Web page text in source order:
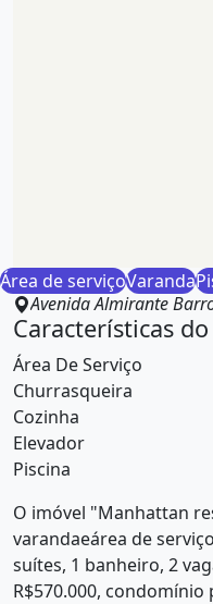
Área de serviçoVaranda
Avenida Almirante
Características
Área De Serviço
Churrasqueira
Cozinha
Elevador
Piscina
O imóvel "Manhattan
varandaeárea de
suítes, 1 banheiro, 2
R$570.000, condomínio